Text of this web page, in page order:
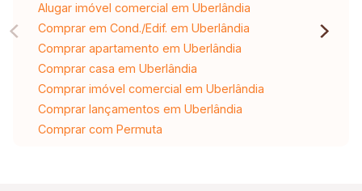
Alugar imóvel comercial em Uberlândia
Comprar em Cond./Edif. em Uberlândia
Comprar apartamento em Uberlândia
Comprar casa em Uberlândia
Comprar imóvel comercial em Uberlândia
Comprar lançamentos em Uberlândia
Comprar com Permuta